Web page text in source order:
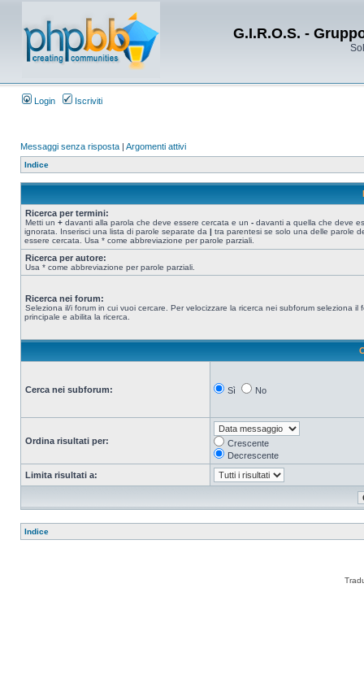
G.I.R.O.S. -
Login Iscriviti
Messaggi senza risposta | Argomenti attivi
Indice
Ricerca per termini:
Metti un + davanti alla parola che deve essere cercata e un - davanti a quella che deve
ignorata. Inserisci una lista di parole separate da | tra parentesi se solo una delle parole
essere cercata. Usa * come abbreviazione per parole parziali.
Ricerca per autore:
Usa * come abbreviazione per parole parziali.
Ricerca nei forum:
Seleziona il/i forum in cui vuoi cercare. Per velocizzare la ricerca nei subforum seleziona il
principale e abilita la ricerca.
Cerca nei subforum: Sì No
Ordina risultati per:
Crescente
Decrescente
Limita risultati a:
Indice